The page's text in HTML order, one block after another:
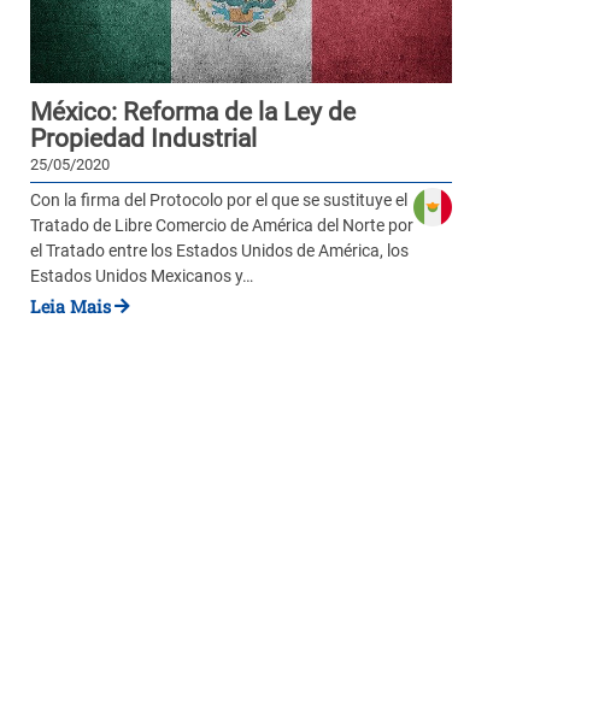
México: Reforma de la Ley de
Propiedad Industrial
25/05/2020
Con la firma del Protocolo por el que se sustituye el
Tratado de Libre Comercio de América del Norte por
el Tratado entre los Estados Unidos de América, los
Estados Unidos Mexicanos y…
Leia Mais